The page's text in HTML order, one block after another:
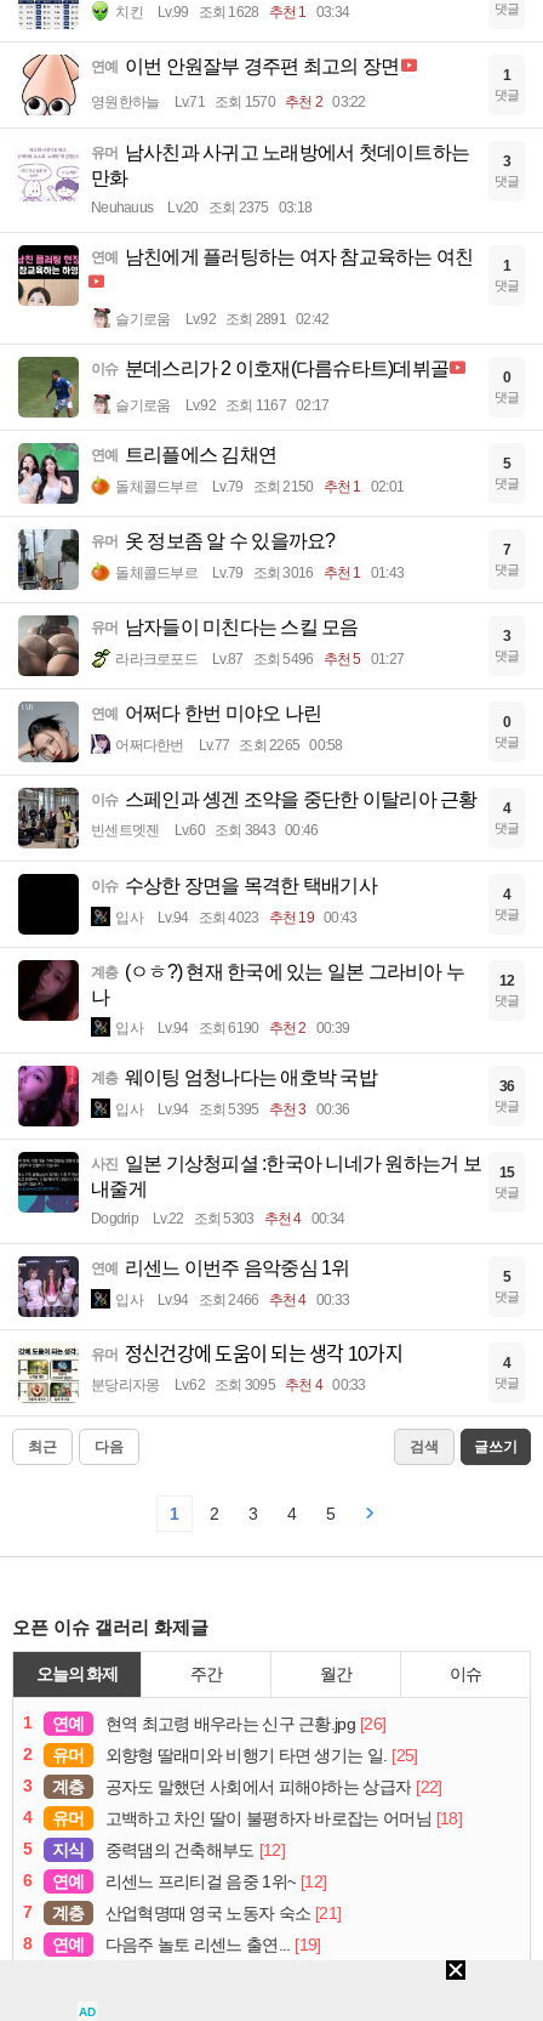
치킨 Lv.99 조회 1628 추천 1 03:34 댓글
연예 이번 안원잘부 경주편 최고의 장면
영원한하늘 Lv.71 조회 1570 추천 2 03:22
1
댓글
유머 남사친과 사귀고 노래방에서 첫데이트하는
만화
Neuhauus Lv.20 조회 2375 03:18
3
댓글
연예 남친에게 플러팅하는 여자 참교육하는 여친
슬기로움 Lv.92 조회 2891 02:42
1
댓글
이슈 분데스리가 2 이호재(다름슈타트)데뷔골
슬기로움 Lv.92 조회 1167 02:17
0
댓글
연예 트리플에스 김채연
돌체콜드부르 Lv.79 조회 2150 추천 1 02:01
5
댓글
유머 옷 정보좀 알 수 있을까요?
돌체콜드부르 Lv.79 조회 3016 추천 1 01:43
7
댓글
유머 남자들이 미친다는 스킬 모음
라라크로포드 Lv.87 조회 5496 추천 5 01:27
3
댓글
연예 어쩌다 한번 미야오 나린
어쩌다한번 Lv.77 조회 2265 00:58
0
댓글
이슈 스페인과 솅겐 조약을 중단한 이탈리아 근황
빈센트멧젠 Lv.60 조회 3843 00:46
4
댓글
이슈 수상한 장면을 목격한 택배기사
입사 Lv.94 조회 4023 추천 19 00:43
4
댓글
계층 (ㅇㅎ?) 현재 한국에 있는 일본 그라비아 누
나
입사 Lv.94 조회 6190 추천 2 00:39
12
댓글
계층 웨이팅 엄청나다는 애호박 국밥
입사 Lv.94 조회 5395 추천 3 00:36
36
댓글
사진 일본 기상청피셜 :한국아 니네가 원하는거 보
내줄게
Dogdrip Lv.22 조회 5303 추천 4 00:34
15
댓글
연예 리센느 이번주 음악중심 1위
입사 Lv.94 조회 2466 추천 4 00:33
5
댓글
유머 정신건강에 도움이 되는 생각 10가지
분당리자몽 Lv.62 조회 3095 추천 4 00:33
4
댓글
최근 다음 검색 글쓰기
1 2 3 4 5
오픈 이슈 갤러리 화제글
오늘의 화제 주간 월간 이슈
1 연예 현역 최고령 배우라는 신구 근황.jpg [26]
2
유머 외향형 딸래미와 비행기 타면 생기는 일. [25]
3
계층 공자도 말했던 사회에서 피해야하는 상급자 [22]
4
유머 고백하고 차인 딸이 불평하자 바로잡는 어머님 [18]
5
지식 중력댐의 건축해부도 [12]
6
연예 리센느 프리티걸 음중 1위~ [12]
7
계층 산업혁명때 영국 노동자 숙소 [21]
8
연예 다음주 놀토 리센느 출연... [19]
차가 없는 사람은 모르는 주말에 나가기 싫은 이유 [21]
계층AD